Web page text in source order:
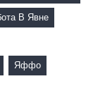
В Явне
Яффо